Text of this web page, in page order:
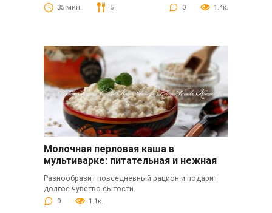
35 мин. 5 0 1.4к.
Молочная перловая каша в
мультиварке: питательная и нежная
Разнообразит повседневный рацион и подарит
долгое чувство сытости.
0 1.1к.